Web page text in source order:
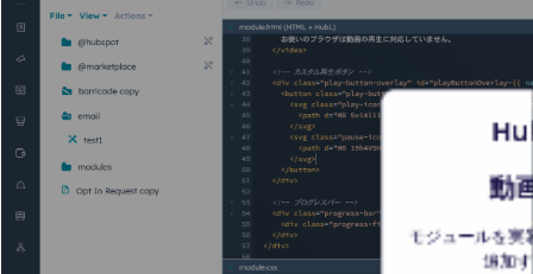
動
モジュールを実
追加